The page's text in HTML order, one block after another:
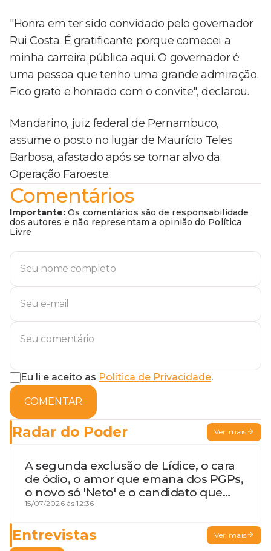
"Honra em ter sido convidado pelo governador
Rui Costa. É gratificante porque comecei a
minha carreira pública aqui. O governador é
uma pessoa que tenho uma grande admiração.
Fico grato e honrado com o convite", declarou.
Mandarino, juiz federal de Pernambuco,
assume o posto no lugar de Maurício Teles
Barbosa, afastado após se tornar alvo da
Operação Faroeste.
Comentários
Importante: Os comentários são de responsabilidade
dos autores e não representam a opinião do Política
Livre
Eu li e aceito as Política de Privacidade.
COMENTAR
Radar do Poder Ver mais
A segunda exclusão de Lídice, o cara
de ódio, o amor que emana dos PGPs,
o novo só 'Neto' e o candidato que
geme
15/07/2026 às 12:36
Entrevistas Ver mais